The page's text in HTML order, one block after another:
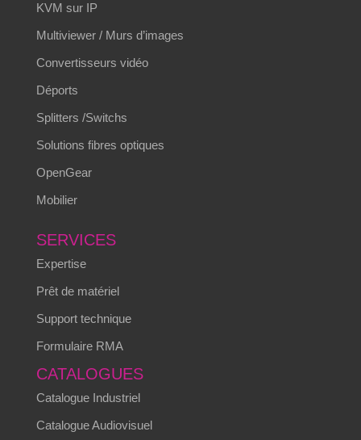
KVM sur IP
Multiviewer / Murs d’images
Convertisseurs vidéo
Déports
Splitters /Switchs
Solutions fibres optiques
OpenGear
Mobilier
SERVICES
Expertise
Prêt de matériel
Support technique
Formulaire RMA
CATALOGUES
Catalogue Industriel
Catalogue Audiovisuel